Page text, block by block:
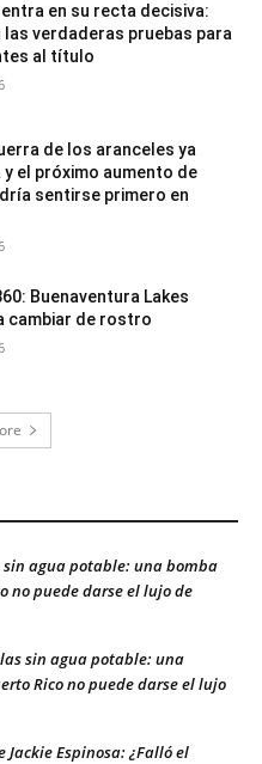
en su recta decisiva:
las verdaderas pruebas para
al título
de los aranceles ya
el próximo aumento de
sentirse primero en
Buenaventura Lakes
cambiar de rostro
sin agua potable: una bomba
no puede darse el lujo de
sin agua potable: una
Rico no puede darse el lujo
Jackie Espinosa: ¿Falló el